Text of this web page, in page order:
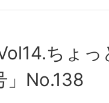
ちょ
」No.138